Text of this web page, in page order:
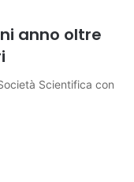
anno oltre
Scientifica con